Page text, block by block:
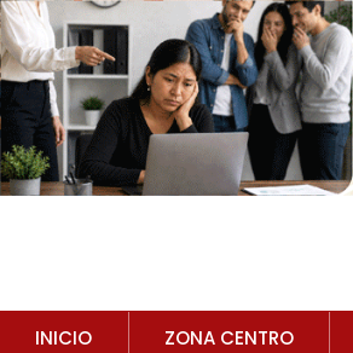
INICIO ZONA CENTRO